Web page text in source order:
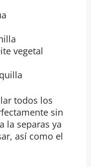
vegetal
todos los
sin
la separas ya
así como el